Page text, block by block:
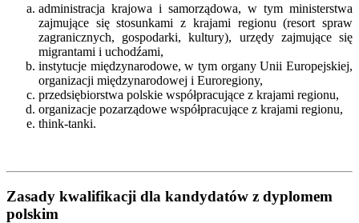
administracja krajowa i samorządowa, w tym ministerstwa
zajmujące się stosunkami z krajami regionu (resort spraw
zagranicznych, gospodarki, kultury), urzędy zajmujące się
migrantami i uchodźami,
instytucje międzynarodowe, w tym organy Unii Europejskiej,
organizacji międzynarodowej i Euroregiony,
przedsiębiorstwa polskie współpracujące z krajami regionu,
organizacje pozarządowe współpracujące z krajami regionu,
think-tanki.
Zasady kwalifikacji dla kandydatów z dyplomem
polskim